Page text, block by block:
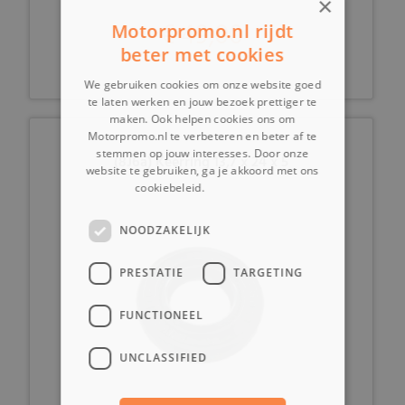
€ 49,00
(8J6a) Keerring 13,7 x 24 x 5
×
Motorpromo.nl rijdt
beter met cookies
We gebruiken cookies om onze website goed
te laten werken en jouw bezoek prettiger te
maken. Ook helpen cookies ons om
Motorpromo.nl te verbeteren en beter af te
stemmen op jouw interesses. Door onze
website te gebruiken, ga je akkoord met ons
cookiebeleid.
NOODZAKELIJK
PRESTATIE TARGETING
FUNCTIONEEL
UNCLASSIFIED